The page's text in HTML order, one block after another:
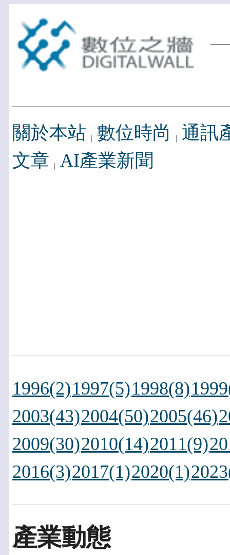
關於本站 數位時尚
通訊
文章 AI產業新聞
1996(2)1997(5)1998(8)
2003(43)2004(50)2005(46)
2009(30)2010(14)2011(9)
2016(3)2017(1)2020(1)
產業動態